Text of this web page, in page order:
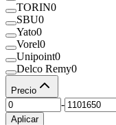
TORIN0
SBU0
Yato0
Vorel0
Unipoint0
Delco Remy0
Precio
-
Aplicar